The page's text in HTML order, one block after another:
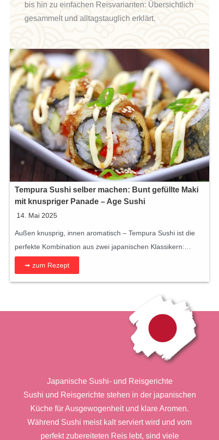
bis hin zu einfachen Reisvarianten: Übersichtlich
gesammelt und alltagstauglich erklärt.
Tempura Sushi selber machen: Bunt gefüllte Maki
mit knuspriger Panade – Age Sushi
14. Mai 2025
Außen knusprig, innen aromatisch – Tempura Sushi ist die
perfekte Kombination aus zwei japanischen Klassikern:…
➟ zum Rezept
Japanische Sushi- und Reisgerichte
Sushi und Reisgerichte stehen in der japanischen
Küche für Ausgewogenheit und klare Aromen.
Während Sushi meist kalt serviert wird und vom
perfekt zubereiteten Reis lebt, sind viele